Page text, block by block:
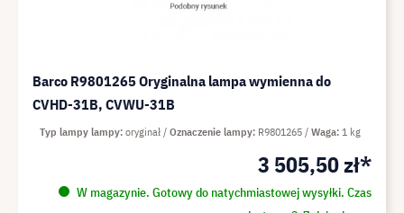
Barco R9801265 Oryginalna lampa wymienna do
CVHD-31B, CVWU-31B
3 505,50 zł*
W magazynie. Gotowy do natychmiastowej wysyłki. Czas
Typ lampy lampy oryginał Oznaczenie lampy R9801265 Waga 1 kg